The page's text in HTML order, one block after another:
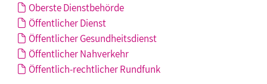
Oberste Dienstbehörde
Öffentlicher Dienst
Öffentlicher Gesundheitsdienst
Öffentlicher Nahverkehr
Öffentlich-rechtlicher Rundfunk